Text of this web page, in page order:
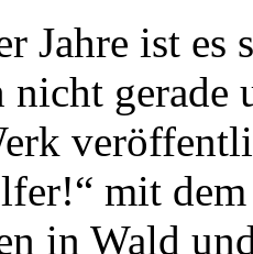
Jahre ist es
gerade
mit
in Wald